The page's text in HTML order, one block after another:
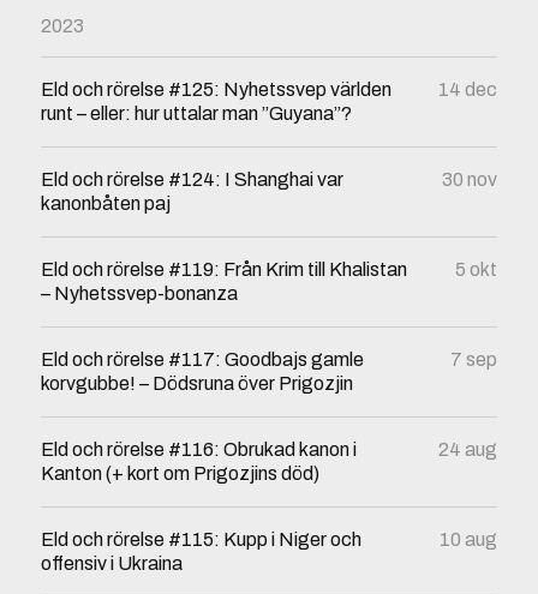
2023
Eld och rörelse #125: Nyhetssvep världen
runt – eller: hur uttalar man ”Guyana”?
14 dec
Eld och rörelse #124: I Shanghai var
kanonbåten paj
30 nov
Eld och rörelse #119: Från Krim till Khalistan
– Nyhetssvep-bonanza
5 okt
Eld och rörelse #117: Goodbajs gamle
korvgubbe! – Dödsruna över Prigozjin
7 sep
Eld och rörelse #116: Obrukad kanon i
Kanton (+ kort om Prigozjins död)
24 aug
Eld och rörelse #115: Kupp i Niger och
offensiv i Ukraina
10 aug